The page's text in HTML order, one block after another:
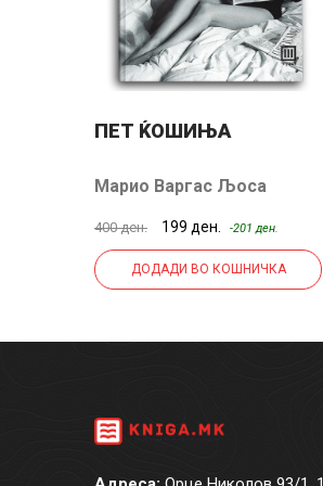
ПЕТ ЌОШИЊА
Марио Варгас Љоса
400 ден. 199 ден. -201 ден.
ДОДАДИ ВО КОШНИЧКА